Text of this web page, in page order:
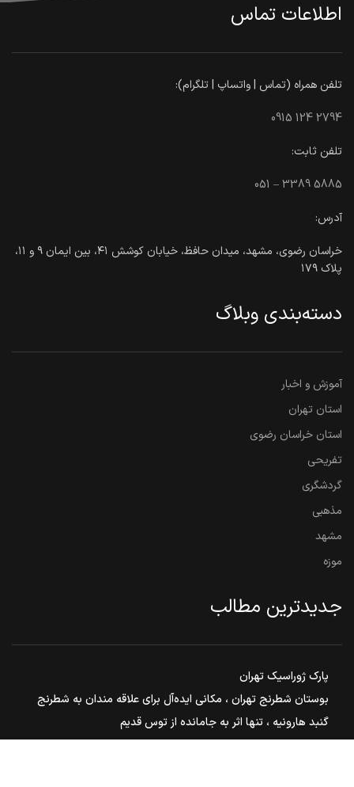
اطلاعات تماس
تلفن همراه (تماس | واتساپ | تلگرام):
0915 124 2794
تلفن ثابت:
051 – 3389 5885
آدرس:
خراسان رضوی، مشهد، میدان حافظ، خیابان کوشش ۴۱، بین ایمان ۹ و ۱۱،
پلاک ۱۷۹
دسته‌بندی وبلاگ
آموزش و اخبار
استان تهران
استان خراسان رضوی
تفریحی
گردشگری
مذهبی
مشهد
موزه
جدیدترین مطالب
پارک ژوراسیک تهران
بوستان شطرنج تهران ، مکانی ایده‌آل برای علاقه مندان به شطرنج
گنبد هارونیه ، تنها اثر به جامانده از توس قدیم